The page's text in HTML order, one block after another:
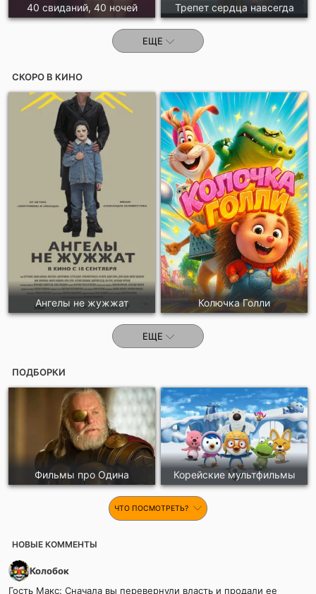
40 свиданий, 40 ночей Трепет сердца навсегда
ЕЩЕ
СКОРО В КИНО
Ангелы не жужжат Колючка Голли
ЕЩЕ
ПОДБОРКИ
Фильмы про Одина Корейские мультфильмы
ЧТО ПОСМОТРЕТЬ?
НОВЫЕ КОММЕНТЫ
Колобок
Гость Макс: Сначала вы перевернули власть и продали ее